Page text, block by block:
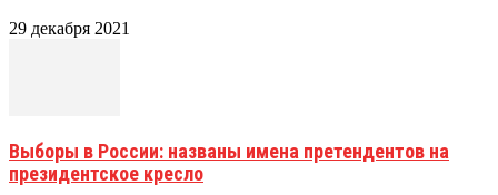
29 декабря 2021
Выборы в России: названы имена претендентов на
президентское кресло